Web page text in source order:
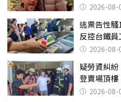
2026-08-
逃票告性
反控台鐵
2026-08-
疑勞資糾
登賣場頂
2026-08-